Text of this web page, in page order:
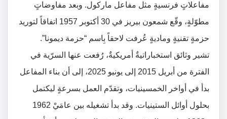
مفاعلاتٍ فرنسيةٍ مثل مفاعل ماركول. وبعد مفاوضاتٍ
مطوّلةٍ، وقّع شمعون بيريز في 30 أكتوبر 1957 اتفاقاً لتوريد
حزمةٍ تقنيةٍ وماديةٍ عُرفت لاحقاً بِاسم “حزمة ديمونا”.
تشير وثائق استخباراتيةٌ أمريكيةٌ، رُفعت عنها السرّية في
الفترة من أبريل 2015 إلى يونيو 2025، إلى أن بناء المفاعل
بدأ في أواخر الخمسينيات، وتقدّم العمل بسرعةٍ ليكتمل
بحلول أوائل الستينيات. وقد بدأ تشغيله بين عامَيْ 1962